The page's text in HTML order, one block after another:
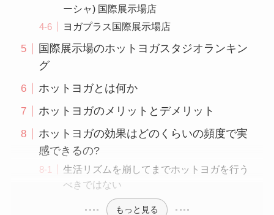
ーシャ) 国際展示場店
ヨガプラス国際展示場店
国際展示場のホットヨガスタジオランキン
グ
ホットヨガとは何か
ホットヨガのメリットとデメリット
ホットヨガの効果はどのくらいの頻度で実
感できるの?
生活リズムを崩してまでホットヨガを行う
べきではない
もっと見る